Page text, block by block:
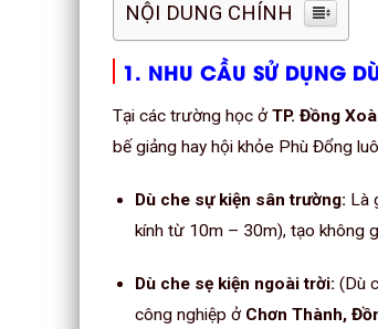
NỘI DUNG CHÍNH
1. NHU CẦU SỬ DỤNG
Tại các trường học ở TP. Đồng
bế giảng hay hội khỏe Phù Đổng
Dù che sự kiện sân trường: Là
kính từ 10m – 30m), tạo không
Dù che sẹ kiện ngoài trời: (Dù
công nghiệp ở Chơn Thành,